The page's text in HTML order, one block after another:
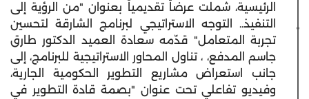
الرئيسية، شملت عرضاً تقديمياً بعنوان "من الرؤية إلى
التنفيذ.. التوجه الاستراتيجي لبرنامج الشارقة لتحسين
تجربة المتعامل" قدّمه سعادة العميد الدكتور طارق
جاسم المدفع، ، تناول المحاور الاستراتيجية للبرنامج، إلى
جانب استعراض مشاريع التطوير الحكومية الجارية،
وفيديو تفاعلي تحت عنوان "بصمة قادة التطوير في